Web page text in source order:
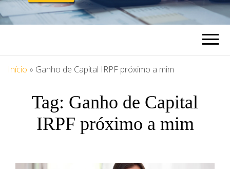
PORTAL
ASSESSORIA
Blog Portal Assessoria
Início » Ganho de Capital IRPF próximo a mim
Tag: Ganho de Capital
IRPF próximo a mim